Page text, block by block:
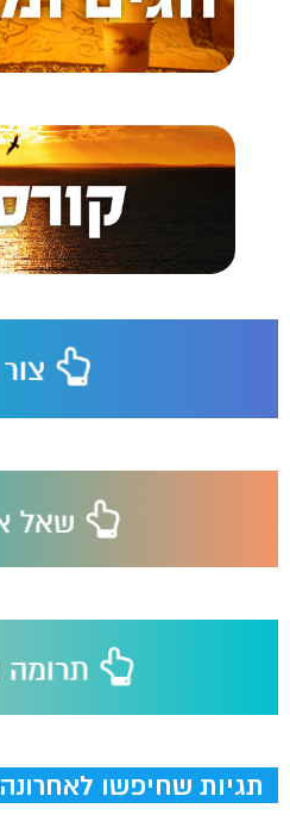
תגיות שחיפשו לאחרונה